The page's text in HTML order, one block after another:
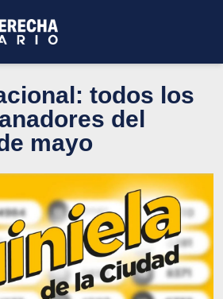
todos los
del
mayo